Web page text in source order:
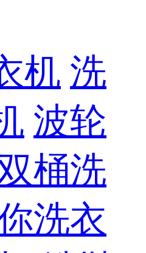
机 洗
波轮
桶洗
洗衣